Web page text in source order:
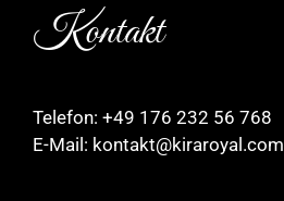
Kontakt
Telefon: +49 176 232 56 768
E-Mail: kontakt@kiraroyal.com